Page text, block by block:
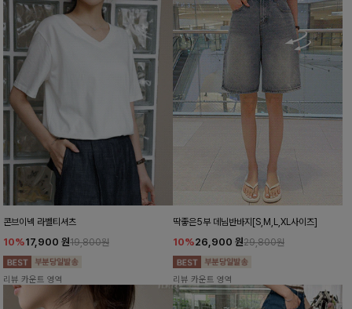
콘브이넥 라벨티셔츠
10%17,900 원19,800원
리뷰 카운트 영역
딱좋은5부 데님반바지[S,M,L,XL사이즈]
10%26,900 원29,800원
리뷰 카운트 영역